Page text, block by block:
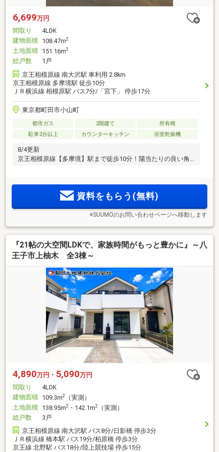
6,699万円
間取り
4LDK
建物面積 108.47m2
土地面積 151.16m2
総戸数
1戸
京王相模原線 南大沢駅 車利用 2.8km
京王相模原線 多摩境駅 徒歩10分
ＪＲ横浜線 相模原駅 バス7分/「宮下」 停歩17分
東京都町田市小山町
都市ガス 2階建て
所有権
駐車2台以上
カウンターキッチン 浴室乾燥機
8/4更新
京王相模原線【多摩境】駅まで徒歩10分！陽当たりの良い角
地
資料をもらう(無料)
※SUUMOのお問い合わせページへ移動します
『21帖の大空間LDKで、家族時間がもっと豊かに』～八
王子市上柚木 全3棟～
4,890万円・ 5,090万円
間取り
4LDK
建物面積 109.3m2
（実測）
土地面積 138.95m2 ・142.1m2
（実測）
総戸数
3戸
京王相模原線 南大沢駅 バス8分/日影橋 停歩3分
ＪＲ横浜線 橋本駅 バス19分/柏原橋 停歩3分
京王線 北野駅 バス18分/陸上競技場 停歩15分